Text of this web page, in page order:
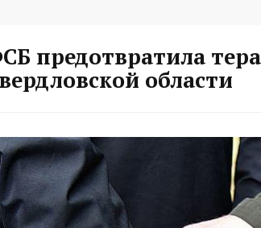
предотвратила
области